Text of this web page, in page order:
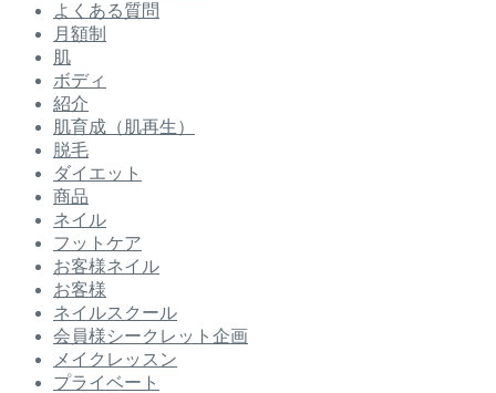
よくある質問
月額制
肌
ボディ
紹介
肌育成（肌再生）
脱毛
ダイエット
商品
ネイル
フットケア
お客様ネイル
お客様
ネイルスクール
会員様シークレット企画
メイクレッスン
プライベート